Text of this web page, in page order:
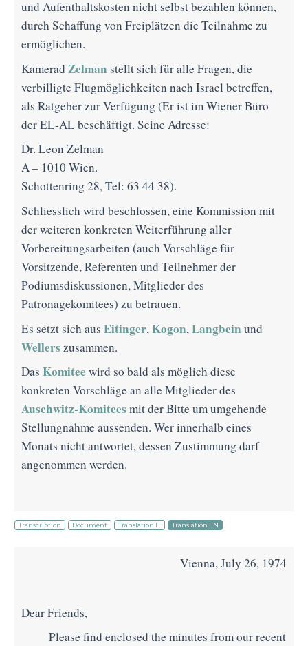
und Aufenthaltskosten nicht selbst bezahlen können,
durch Schaffung von Freiplätzen die Teilnahme zu
ermöglichen.
Kamerad Zelman stellt sich für alle Fragen, die
verbilligte Flugmöglichkeiten nach Israel betreffen,
als Ratgeber zur Verfügung (Er ist im Wiener Büro
der EL-AL beschäftigt. Seine Adresse:
Dr. Leon Zelman
A – 1010 Wien.
Schottenring 28, Tel: 63 44 38).
Schliesslich wird beschlossen, eine Kommission mit
der weiteren konkreten Weiterführung aller
Vorbereitungsarbeiten (auch Vorschläge für
Vorsitzende, Referenten und Teilnehmer der
Podiumsdiskussionen, Mitglieder des
Patronagekomitees) zu betrauen.
Es setzt sich aus Eitinger, Kogon, Langbein und
Wellers zusammen.
Das Komitee wird so bald als möglich diese
konkreten Vorschläge an alle Mitglieder des
Auschwitz-Komitees mit der Bitte um umgehende
Stellungnahme aussenden. Wer innerhalb eines
Monats nicht antwortet, dessen Zustimmung darf
angenommen werden.
Transcription Document Translation IT Translation EN
Vienna, July 26, 1974
Dear Friends,
Please find enclosed the minutes from our recent